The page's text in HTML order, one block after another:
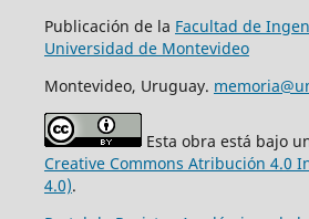
Publicación de la Facultad de
Universidad de Montevideo
Montevideo, Uruguay.
Esta obra está bajo
Creative Commons Atribución 4.0
4.0).